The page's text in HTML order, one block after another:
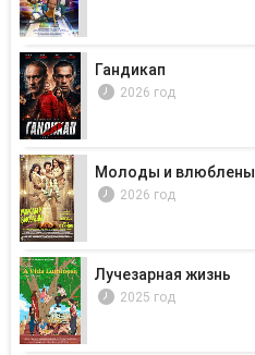
Гандикап
2026 год
Молоды и влюблены
2026 год
Лучезарная жизнь
2025 год